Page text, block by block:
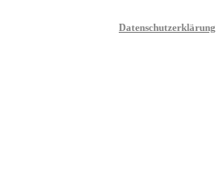
Datenschutzerklärung